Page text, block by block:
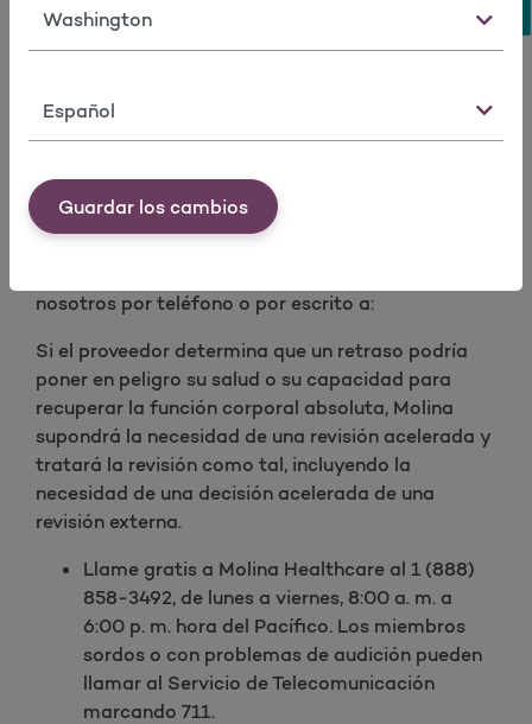
Estado
Idioma
Guardar los cambios
atención médica de emergencia y usted no
ha sido dado de alta de la sala de
Las solicitudes de revisiones o apelaciones
por teléfono.
Usted, una persona designada por usted para
nosotros por teléfono o por escrito a:
Si el proveedor determina que un retraso podría
poner en peligro su salud o su capacidad para
recuperar la función corporal absoluta, Molina
supondrá la necesidad de una revisión acelerada y
tratará la revisión como tal, incluyendo la
necesidad de una decisión acelerada de una
revisión externa.
Llame gratis a Molina Healthcare al 1 (888)
858-3492, de lunes a viernes, 8:00 a. m. a
6:00 p. m. hora del Pacífico. Los miembros
sordos o con problemas de audición pueden
llamar al Servicio de Telecomunicación
marcando 711.